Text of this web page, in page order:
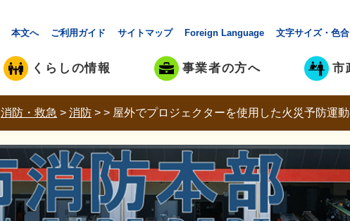
本文へ ご利用ガイド サイトマップ Foreign Language 文字サイズ・色
くらしの情報 事業者の方へ 市
消防・救急 > 消防 > > 屋外でプロジェクターを使用した火災予防運動